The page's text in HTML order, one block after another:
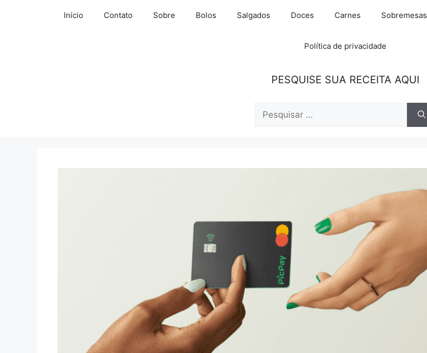
Início Contato Sobre Bolos Salgados Doces Carnes Sobremesas
Política de privacidade
PESQUISE SUA RECEITA AQUI
Pesquisar